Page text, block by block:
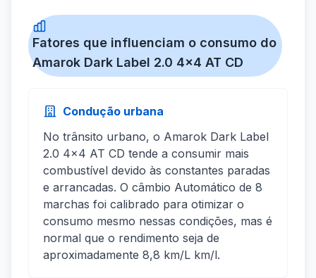
Fatores que influenciam o consumo do
Amarok Dark Label 2.0 4x4 AT CD
Condução urbana
No trânsito urbano, o Amarok Dark Label
2.0 4x4 AT CD tende a consumir mais
combustível devido às constantes paradas
e arrancadas. O câmbio Automático de 8
marchas foi calibrado para otimizar o
consumo mesmo nessas condições, mas é
normal que o rendimento seja de
aproximadamente 8,8 km/L km/l.